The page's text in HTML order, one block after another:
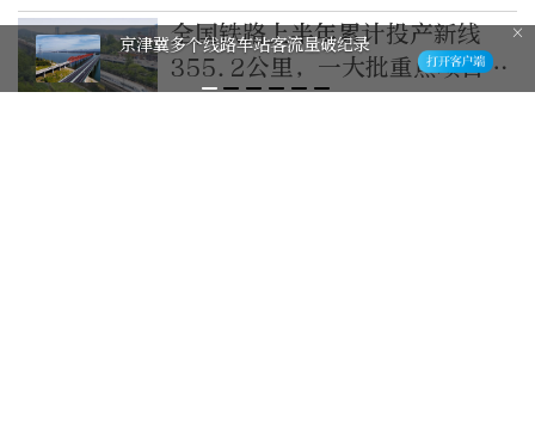
全国铁路上半年累计投产新线
355.2公里，一大批重点项目有
新进展
京津冀多个线路车站客流量破纪录